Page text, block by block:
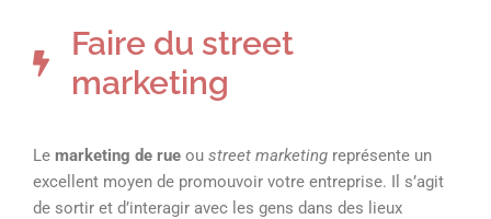
Faire du street
marketing
Le marketing de rue ou street marketing représente un
excellent moyen de promouvoir votre entreprise. Il s’agit
de sortir et d’interagir avec les gens dans des lieux